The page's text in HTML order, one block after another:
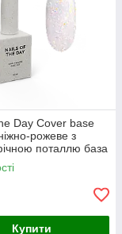
Day Cover basе
рожеве з
поталлю база
10 мл
Купити